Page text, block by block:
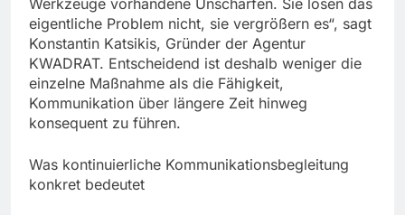
eigentliche Problem nicht, sie vergrößern es“, sagt
Konstantin Katsikis, Gründer der Agentur
KWADRAT. Entscheidend ist deshalb weniger die
einzelne Maßnahme als die Fähigkeit,
Kommunikation über längere Zeit hinweg
konsequent zu führen.
Was kontinuierliche Kommunikationsbegleitung
konkret bedeutet